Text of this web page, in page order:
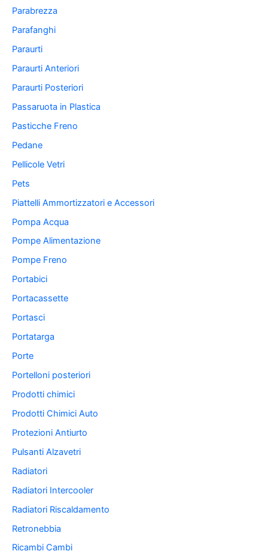
Parabrezza
Parafanghi
Paraurti
Paraurti Anteriori
Paraurti Posteriori
Passaruota in Plastica
Pasticche Freno
Pedane
Pellicole Vetri
Pets
Piattelli Ammortizzatori e Accessori
Pompa Acqua
Pompe Alimentazione
Pompe Freno
Portabici
Portacassette
Portasci
Portatarga
Porte
Portelloni posteriori
Prodotti chimici
Prodotti Chimici Auto
Protezioni Antiurto
Pulsanti Alzavetri
Radiatori
Radiatori Intercooler
Radiatori Riscaldamento
Retronebbia
Ricambi Cambi